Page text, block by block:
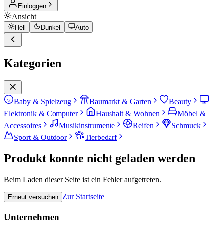
Einloggen
Ansicht
Hell Dunkel Auto
Kategorien
Baby & Spielzeug Baumarkt & Garten
Beauty
Elektronik & Computer
Haushalt & Wohnen
Möbel &
Accessoires
Musikinstrumente Reifen
Schmuck
Sport & Outdoor
Tierbedarf
Produkt konnte nicht geladen werden
Beim Laden dieser Seite ist ein Fehler aufgetreten.
Erneut versuchen Zur Startseite
Unternehmen